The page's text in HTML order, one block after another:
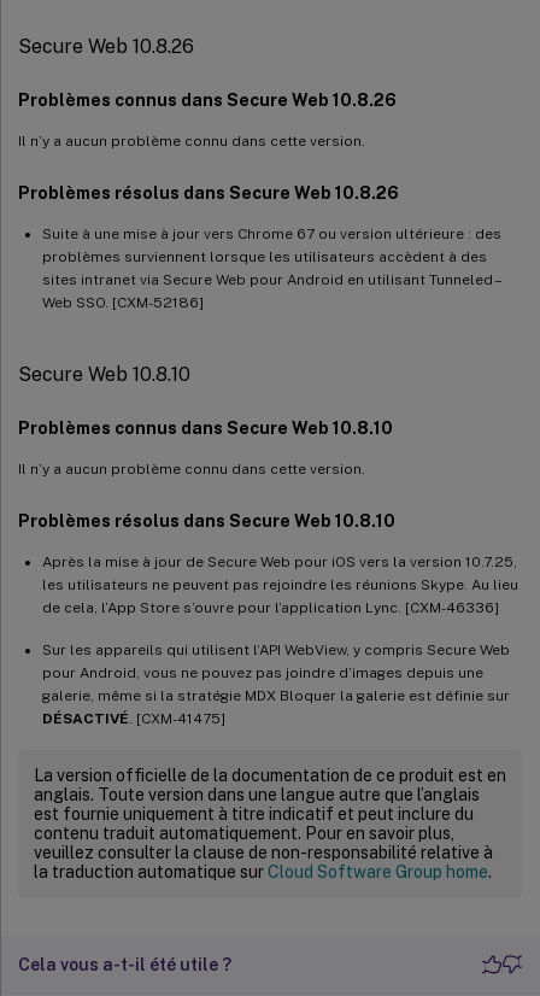
Secure Web 10.8.26
Problèmes connus dans Secure Web 10.8.26
Il n’y a aucun problème connu dans cette version.
Problèmes résolus dans Secure Web 10.8.26
Suite à une mise à jour vers Chrome 67 ou version ultérieure : des
problèmes surviennent lorsque les utilisateurs accèdent à des
sites intranet via Secure Web pour Android en utilisant Tunneled –
Web SSO. [CXM-52186]
Secure Web 10.8.10
Problèmes connus dans Secure Web 10.8.10
Il n’y a aucun problème connu dans cette version.
Problèmes résolus dans Secure Web 10.8.10
Après la mise à jour de Secure Web pour iOS vers la version 10.7.25,
les utilisateurs ne peuvent pas rejoindre les réunions Skype. Au lieu
de cela, l’App Store s’ouvre pour l’application Lync. [CXM-46336]
Sur les appareils qui utilisent l’API WebView, y compris Secure Web
pour Android, vous ne pouvez pas joindre d’images depuis une
galerie, même si la stratégie MDX Bloquer la galerie est définie sur
DÉSACTIVÉ . [CXM-41475]
La version officielle de la documentation de ce produit est en
anglais. Toute version dans une langue autre que l’anglais
est fournie uniquement à titre indicatif et peut inclure du
contenu traduit automatiquement. Pour en savoir plus,
veuillez consulter la clause de non-responsabilité relative à
la traduction automatique surCloud Software Group home.
Cela vous a-t-il été utile ?